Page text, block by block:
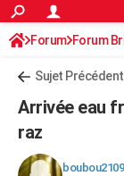
ACTUALITÉS
Politique
Société
Faits Divers
Education
Monde
Villes
+
FINANCE
Retraite
Impôts
Epargne
Immobilier
Risques naturels
Banque
Assurance
Crédit
AUTO
Forum Forum
Sujet Précédent
Arrivée eau
raz
boubou2109